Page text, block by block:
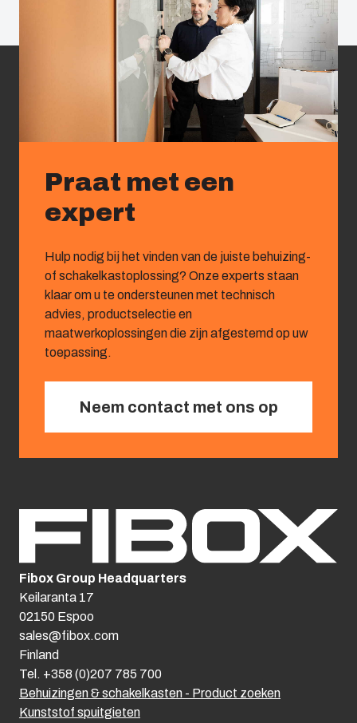
Praat met een
expert
Hulp nodig bij het vinden van de juiste behuizing-
of schakelkastoplossing? Onze experts staan
klaar om u te ondersteunen met technisch
advies, productselectie en
maatwerkoplossingen die zijn afgestemd op uw
toepassing.
Neem contact met ons op
Behuizingen & schakelkasten - Product zoeken
Kunststof spuitgieten
Fibox Group Headquarters
Keilaranta 17
02150 Espoo
sales@fibox.com
Finland
Tel. +358 (0)207 785 700